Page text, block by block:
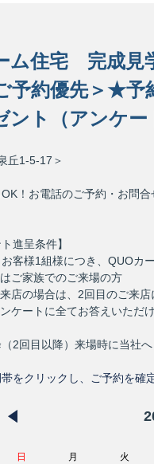
ム住宅 完成見
予約優先＞★予
ント（アンケー
丘1-5-17＞
！お電話のご予約・お問
進呈条件】
お客様1組様につき、QUOカ
家族でのご来場の方
の場合は、2回目のご来店
ートに全てお答えいただけ
2回目以降）来場時に当社
をクリックし、ご予約を確
日 月 火